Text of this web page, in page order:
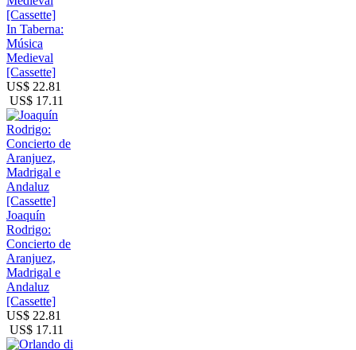
In Taberna:
Música
Medieval
[Cassette]
US$ 22.81
US$ 17.11
Joaquín
Rodrigo:
Concierto de
Aranjuez,
Madrigal e
Andaluz
[Cassette]
US$ 22.81
US$ 17.11